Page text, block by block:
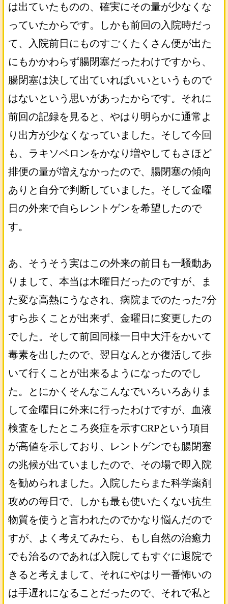
は出ていたものの、確実にその量が少なくな
っていたからです。しかも前回の入院時だっ
て、入院前日にものすごくたくさん便が出た
にもかかわらず腸閉塞だったわけですから、
腸閉塞は決して出ていればいいというもので
はないという思いがあったからです。それに
前回の記録を見ると、やはり明らかに通常よ
り出方が少なくなっていました。そして今回
も、ラキソベロンをかなり増やしてもさほど
排便の量が増えなかったので、腸閉塞の傾向
ありと自分で判断していました。そして金曜
日の外来で自らレントゲンを希望したので
す。
あ、そうそう実はこの外来の前日も一騒動あ
りまして、本当は木曜日だったのですが、ま
た変な高熱にうなされ、病院までのたった7分
すら歩くことが出来ず、金曜日に変更したの
でした。そして前回同様一日中大汗をかいて
毒素を出したので、翌日なんとか復活して歩
いて行くことが出来るようになったのでし
た。とにかくそんなこんなでいろいろありま
して金曜日に外来に行ったわけですが、血液
検査をしたところ炎症を示すCRPという項目
が高値を示しており、レントゲンでも腸閉塞
の兆候が出ていましたので、その場で即入院
を勧められました。入院したらまた科学薬剤
攻めの毎日で、しかも最も使いたくない抗生
物質を使うと言われたのでかなり悩んだので
すが、よく考えてみたら、もし自然の治癒力
でも治るのであれば入院してもすぐに退院で
きると考えまして、それにやはり一番怖いの
は手遅れになることだったので、それで私と